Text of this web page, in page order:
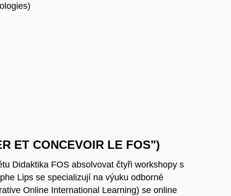
ET CONCEVOIR LE FOS")
Didaktika FOS absolvovat čtyři workshopy s
Lips se specializují na výuku odborné
Online International Learning) se online